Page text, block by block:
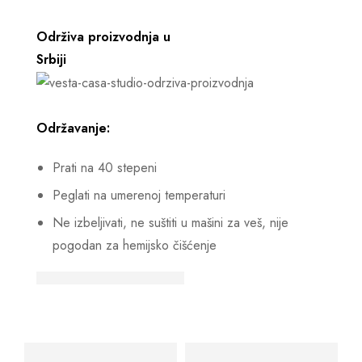
Održiva proizvodnja u
Srbiji
Održavanje:
Prati na 40 stepeni
Peglati na umerenoj temperaturi
Ne izbeljivati, ne suštiti u mašini za veš, nije
pogodan za hemijsko čišćenje